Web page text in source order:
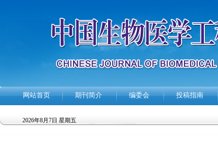
网站首页 期刊简介 编委会 投稿指南
2026年8月7日 星期五